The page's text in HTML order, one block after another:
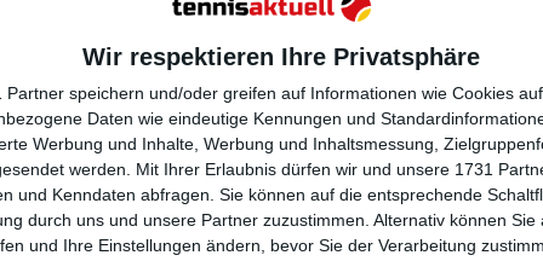
Wir respektieren Ihre Privatsphäre
Partner speichern und/oder greifen auf Informationen wie Cookies
Daten wie eindeutige Kennungen und
Werbung und Inhalte, Werbung und Inhaltsmessung,
werden. Mit Ihrer Erlaubnis dürfen wir und unsere 1731
und Kenndaten abfragen. Sie können auf die entsprechende
durch uns und unsere Partner zuzustimmen. Alternativ können Sie
und Ihre Einstellungen ändern, bevor Sie der Verarbeitung
auch über seine Ex-Freundin und
, geäußert und sie als "zweiten
und von Kyrgios schnell
die Nachricht in den sozialen Medien
Gott, ich hoffe,
t,
B.
on
n
nt.